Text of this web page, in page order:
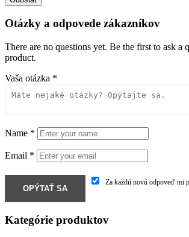
Otázky a odpovede zákazníkov
There are no questions yet. Be the first to ask a
product.
Vaša otázka *
Name *
Email *
Za každú novú odpoveď mi
Kategórie produktov